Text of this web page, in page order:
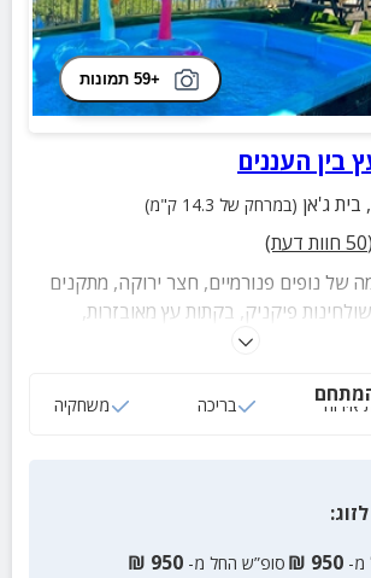
+59 תמונות
בין העננים
, בית ג'אן (במרחק של 14.3 ק"מ)
(
50 חוות דעת)
של נופים פנורמיים, חצר ירוקה, מתקנים
פיקניק, בקתות עץ מאובזרות,
ועוד המון הנאות!
בריכה משחקיה
לזוג:
מ- 950
₪ סופ”ש החל מ- 950
₪